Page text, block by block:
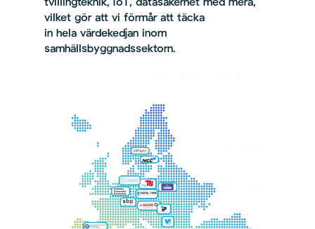
tvillingteknik, IoT, datasäkerhet med mera,
vilket gör att vi förmår att täcka
in hela värdekedjan inom
samhällsbyggnadssektorn.